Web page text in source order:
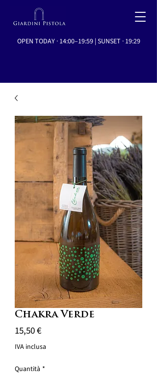
OPEN TODAY · 14:00–19:59 | SUNSET · 19:29
Chakra Verde
15,50 €Prezzo
IVA inclusa
Quantità *